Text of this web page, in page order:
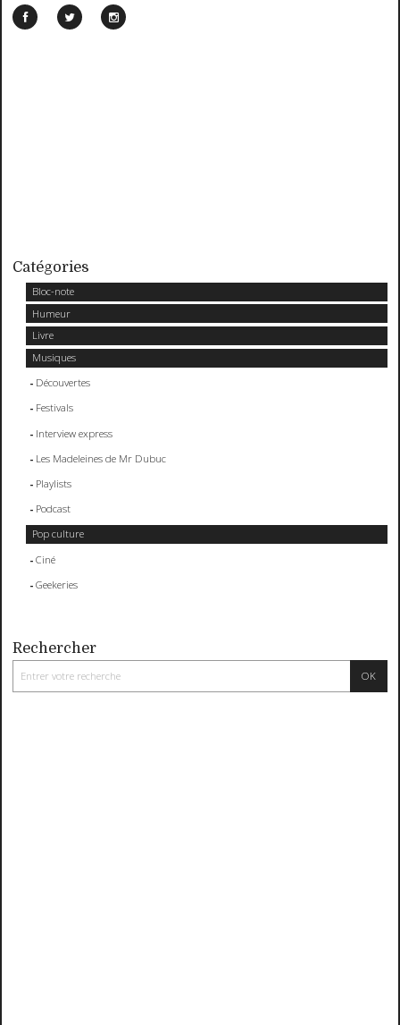
Catégories
Bloc-note
Humeur
Livre
Musiques
Découvertes
Festivals
Interview express
Les Madeleines de Mr Dubuc
Playlists
Podcast
Pop culture
Ciné
Geekeries
Rechercher